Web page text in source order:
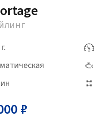
₽